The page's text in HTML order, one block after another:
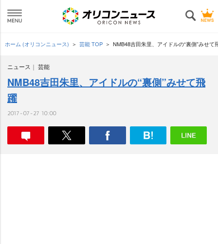
ホーム (オリコンニュース) 芸能 TOP NMB48吉田朱里、アイドルの“裏側”みせて
ニュース 芸能
NMB48吉田朱里、アイドルの“裏側”みせて飛
躍
2017-07-27 10:00